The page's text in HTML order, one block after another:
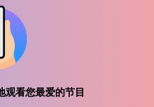
观看您最爱的节目